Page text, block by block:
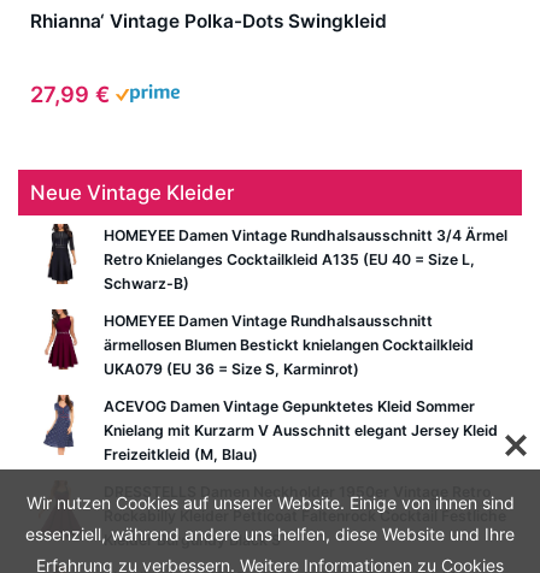
Rhianna‘ Vintage Polka-Dots Swingkleid
27,99 €
Neue Vintage Kleider
HOMEYEE Damen Vintage Rundhalsausschnitt 3/4 Ärmel
Retro Knielanges Cocktailkleid A135 (EU 40 = Size L,
Schwarz-B)
HOMEYEE Damen Vintage Rundhalsausschnitt
ärmellosen Blumen Bestickt knielangen Cocktailkleid
UKA079 (EU 36 = Size S, Karminrot)
ACEVOG Damen Vintage Gepunktetes Kleid Sommer
Knielang mit Kurzarm V Ausschnitt elegant Jersey Kleid
Freizeitkleid (M, Blau)
DRESSTELLS Damen Neckholder 1950er Vintage Retro
Rockabilly Kleider Petticoat Faltenrock Cocktail Festliche
Kleider Burgundy Black S
Wir nutzen Cookies auf unserer Website. Einige von ihnen sind
essenziell, während andere uns helfen, diese Website und Ihre
Erfahrung zu verbessern. Weitere Informationen zu Cookies